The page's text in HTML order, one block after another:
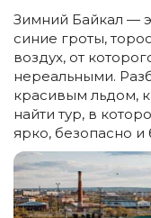
Зимний Байкал —
синие гроты,
воздух, от
нереальными.
красивым льдом,
найти тур, в
ярко, безопасно